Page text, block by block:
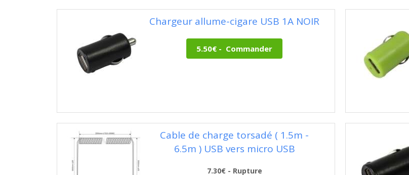
Chargeur allume-cigare USB 1A NOIR
Cable de charge torsadé ( 1.5m -
6.5m ) USB vers micro USB
7.30€ - Rupture